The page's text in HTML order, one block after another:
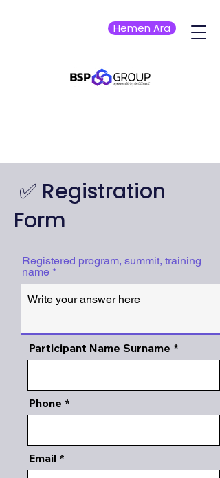
Hemen Ara
✅ Registration
Form
Registered program, summit, training
name
Participant Name Surname
Phone
Email